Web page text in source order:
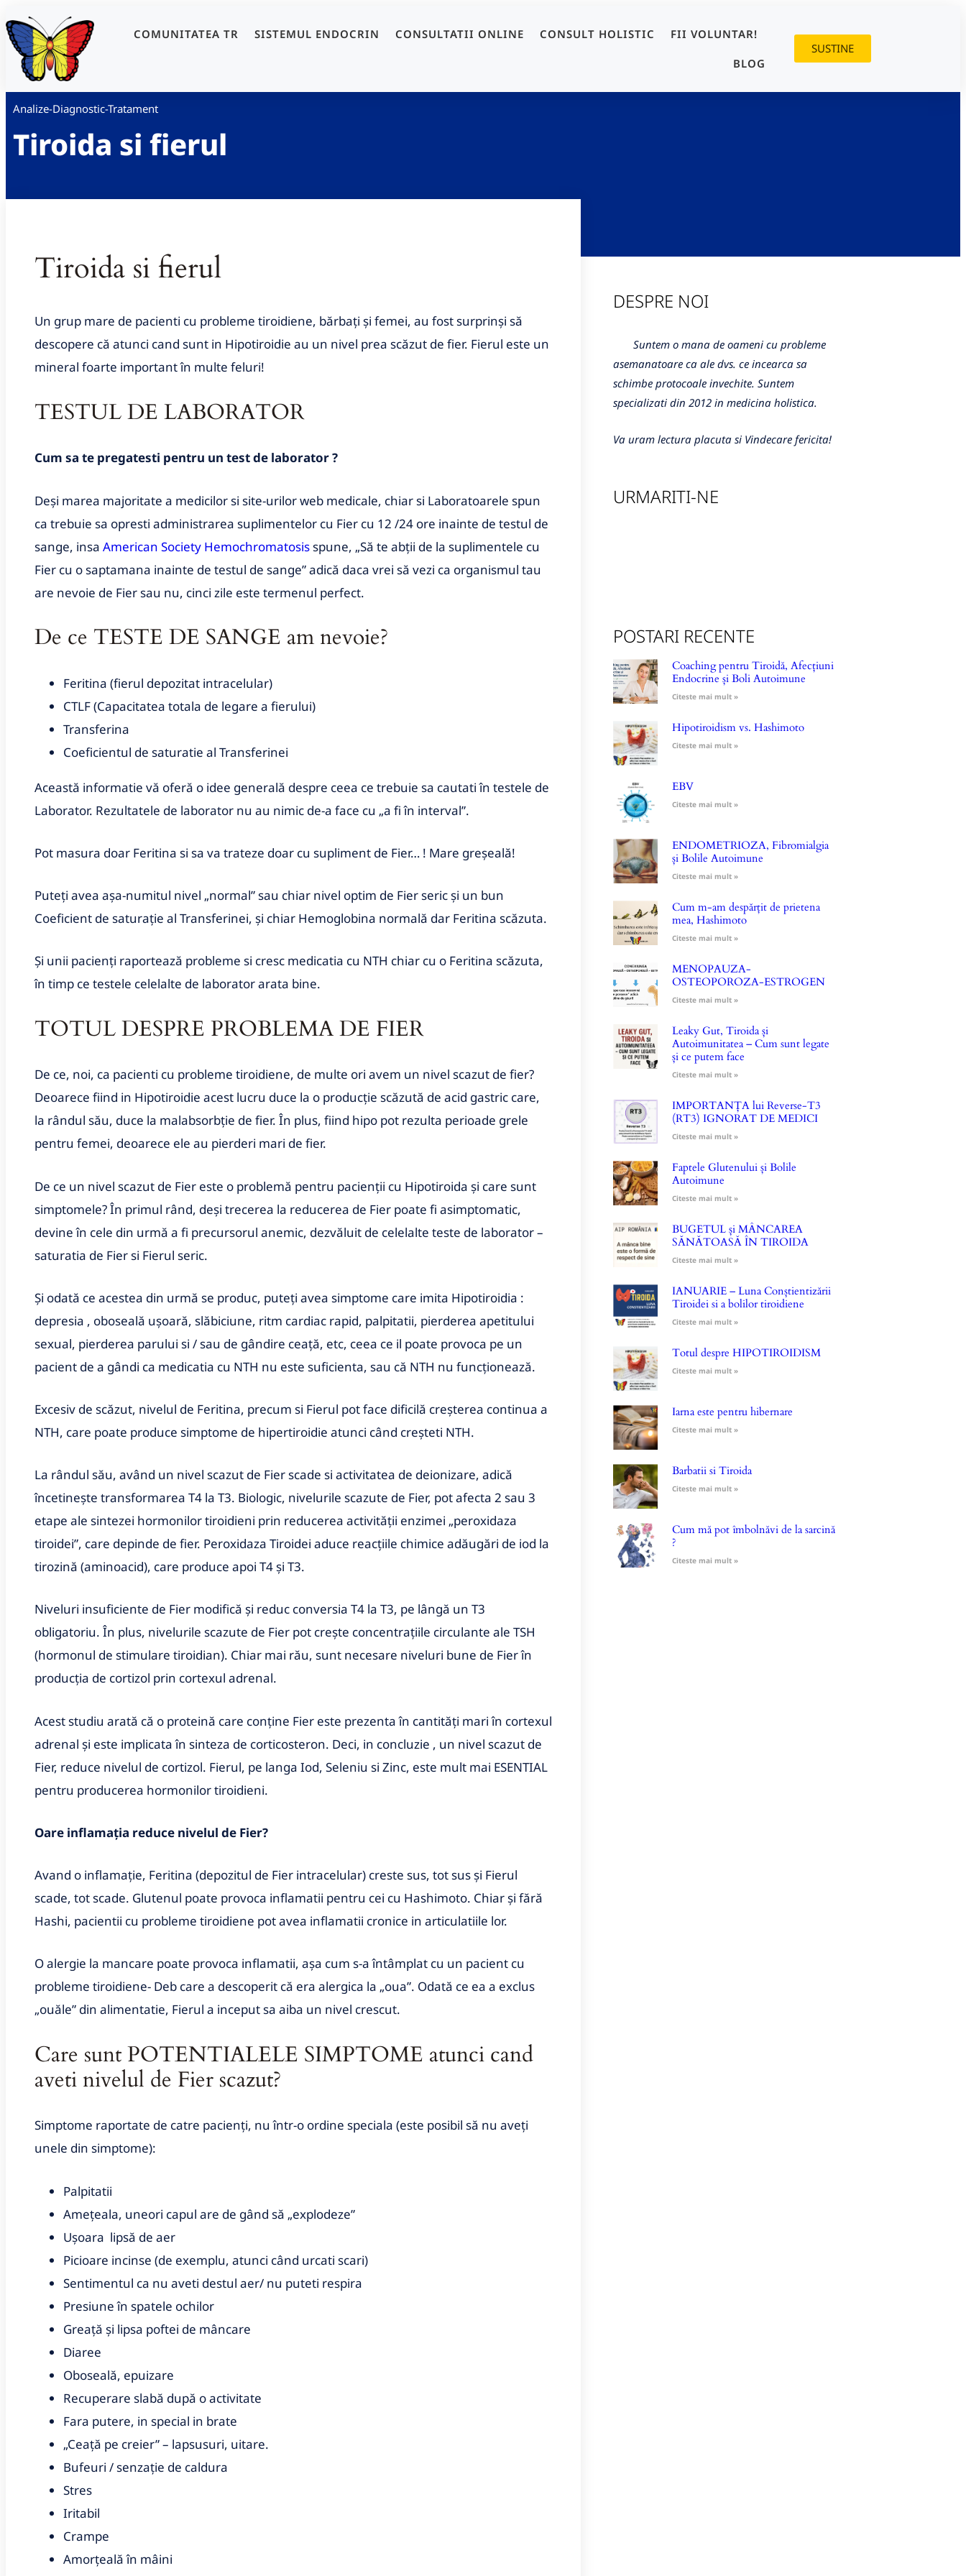
COMUNITATEA TR SISTEMUL ENDOCRIN CONSULTATII ONLINE CONSULT HOLISTIC FII VOLUNTAR!
BLOG
SUSTINE
Analize-Diagnostic-Tratament
Tiroida si fierul
Tiroida si fierul
Un grup mare de pacienti cu probleme tiroidiene, bărbați și femei, au fost surprinși să
descopere că atunci cand sunt in Hipotiroidie au un nivel prea scăzut de fier. Fierul este un
mineral foarte important în multe feluri!
TESTUL DE LABORATOR
Cum sa te pregatesti pentru un test de laborator ?
Deși marea majoritate a medicilor si site-urilor web medicale, chiar si Laboratoarele spun
ca trebuie sa opresti administrarea suplimentelor cu Fier cu 12 /24 ore inainte de testul de
sange, insa American Society Hemochromatosis spune, „Să te abții de la suplimentele cu
Fier cu o saptamana inainte de testul de sange” adică daca vrei să vezi ca organismul tau
are nevoie de Fier sau nu, cinci zile este termenul perfect.
De ce TESTE DE SANGE am nevoie?
Feritina (fierul depozitat intracelular)
CTLF (Capacitatea totala de legare a fierului)
Transferina
Coeficientul de saturatie al Transferinei
Această informatie vă oferă o idee generală despre ceea ce trebuie sa cautati în testele de
Laborator. Rezultatele de laborator nu au nimic de-a face cu „a fi în interval”.
Pot masura doar Feritina si sa va trateze doar cu supliment de Fier… ! Mare greșeală!
Puteți avea așa-numitul nivel „normal” sau chiar nivel optim de Fier seric și un bun
Coeficient de saturație al Transferinei, și chiar Hemoglobina normală dar Feritina scăzuta.
Și unii pacienți raportează probleme si cresc medicatia cu NTH chiar cu o Feritina scăzuta,
în timp ce testele celelalte de laborator arata bine.
TOTUL DESPRE PROBLEMA DE FIER
De ce, noi, ca pacienti cu probleme tiroidiene, de multe ori avem un nivel scazut de fier?
Deoarece fiind in Hipotiroidie acest lucru duce la o producție scăzută de acid gastric care,
la rândul său, duce la malabsorbție de fier. În plus, fiind hipo pot rezulta perioade grele
pentru femei, deoarece ele au pierderi mari de fier.
De ce un nivel scazut de Fier este o problemă pentru pacienții cu Hipotiroida și care sunt
simptomele? În primul rând, deși trecerea la reducerea de Fier poate fi asimptomatic,
devine în cele din urmă a fi precursorul anemic, dezvăluit de celelalte teste de laborator –
saturatia de Fier si Fierul seric.
Și odată ce acestea din urmă se produc, puteți avea simptome care imita Hipotiroidia :
depresia , oboseală ușoară, slăbiciune, ritm cardiac rapid, palpitatii, pierderea apetitului
sexual, pierderea parului si / sau de gândire ceață, etc, ceea ce il poate provoca pe un
pacient de a gândi ca medicatia cu NTH nu este suficienta, sau că NTH nu funcționează.
Excesiv de scăzut, nivelul de Feritina, precum si Fierul pot face dificilă creșterea continua a
NTH, care poate produce simptome de hipertiroidie atunci când creșteti NTH.
La rândul său, având un nivel scazut de Fier scade si activitatea de deionizare, adică
încetinește transformarea T4 la T3. Biologic, nivelurile scazute de Fier, pot afecta 2 sau 3
etape ale sintezei hormonilor tiroidieni prin reducerea activității enzimei „peroxidaza
tiroidei”, care depinde de fier. Peroxidaza Tiroidei aduce reacțiile chimice adăugări de iod la
tirozină (aminoacid), care produce apoi T4 și T3.
Niveluri insuficiente de Fier modifică și reduc conversia T4 la T3, pe lângă un T3
obligatoriu. În plus, nivelurile scazute de Fier pot crește concentrațiile circulante ale TSH
(hormonul de stimulare tiroidian). Chiar mai rău, sunt necesare niveluri bune de Fier în
producția de cortizol prin cortexul adrenal.
Acest studiu arată că o proteină care conține Fier este prezenta în cantități mari în cortexul
adrenal și este implicata în sinteza de corticosteron. Deci, in concluzie , un nivel scazut de
Fier, reduce nivelul de cortizol. Fierul, pe langa Iod, Seleniu si Zinc, este mult mai ESENTIAL
pentru producerea hormonilor tiroidieni.
Oare inflamația reduce nivelul de Fier?
Avand o inflamație, Feritina (depozitul de Fier intracelular) creste sus, tot sus și Fierul
scade, tot scade. Glutenul poate provoca inflamatii pentru cei cu Hashimoto. Chiar și fără
Hashi, pacientii cu probleme tiroidiene pot avea inflamatii cronice in articulatiile lor.
O alergie la mancare poate provoca inflamatii, așa cum s-a întâmplat cu un pacient cu
probleme tiroidiene- Deb care a descoperit că era alergica la „oua”. Odată ce ea a exclus
„ouăle” din alimentatie, Fierul a inceput sa aiba un nivel crescut.
Care sunt POTENTIALELE SIMPTOME atunci cand
aveti nivelul de Fier scazut?
Simptome raportate de catre pacienți, nu într-o ordine speciala (este posibil să nu aveți
unele din simptome):
Palpitatii
Amețeala, uneori capul are de gând să „explodeze”
Ușoara lipsă de aer
Picioare incinse (de exemplu, atunci când urcati scari)
Sentimentul ca nu aveti destul aer/ nu puteti respira
Presiune în spatele ochilor
Greață și lipsa poftei de mâncare
Diaree
Oboseală, epuizare
Recuperare slabă după o activitate
Fara putere, in special in brate
„Ceață pe creier” – lapsusuri, uitare.
Bufeuri / senzație de caldura
Stres
Iritabil
Crampe
Amorțeală în mâini
DESPRE NOI
Suntem o mana de oameni cu probleme
asemanatoare ca ale dvs. ce incearca sa
schimbe protocoale invechite. Suntem
specializati din 2012 in medicina holistica.
Va uram lectura placuta si Vindecare fericita!
URMARITI-NE
POSTARI RECENTE
Coaching pentru Tiroidă, Afecțiuni
Endocrine și Boli Autoimune
Citeste mai mult »
Hipotiroidism vs. Hashimoto
Citeste mai mult »
EBV
Citeste mai mult »
ENDOMETRIOZA, Fibromialgia
și Bolile Autoimune
Citeste mai mult »
Cum m-am despărțit de prietena
mea, Hashimoto
Citeste mai mult »
MENOPAUZA-
OSTEOPOROZA-ESTROGEN
Citeste mai mult »
Leaky Gut, Tiroida și
Autoimunitatea – Cum sunt legate
și ce putem face
Citeste mai mult »
IMPORTANȚA lui Reverse-T3
(RT3) IGNORAT DE MEDICI
Citeste mai mult »
Faptele Glutenului și Bolile
Autoimune
Citeste mai mult »
BUGETUL și MÂNCAREA
SĂNĂTOASĂ ÎN TIROIDA
Citeste mai mult »
IANUARIE – Luna Conștientizării
Tiroidei si a bolilor tiroidiene
Citeste mai mult »
Totul despre HIPOTIROIDISM
Citeste mai mult »
Iarna este pentru hibernare
Citeste mai mult »
Barbatii si Tiroida
Citeste mai mult »
Cum mă pot îmbolnăvi de la sarcină
?
Citeste mai mult »